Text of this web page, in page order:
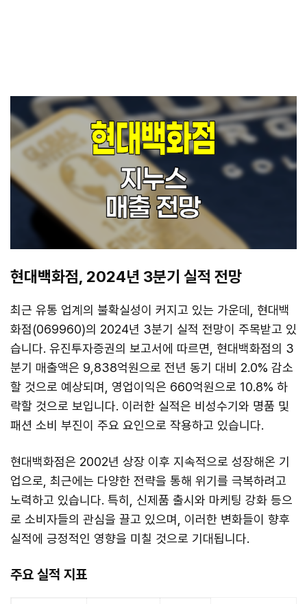
현대백화점, 2024년 3분기 실적 전망
최근 유통 업계의 불확실성이 커지고 있는 가운데, 현대백
화점(069960)의 2024년 3분기 실적 전망이 주목받고 있
습니다. 유진투자증권의 보고서에 따르면, 현대백화점의 3
분기 매출액은 9,838억원으로 전년 동기 대비 2.0% 감소
할 것으로 예상되며, 영업이익은 660억원으로 10.8% 하
락할 것으로 보입니다. 이러한 실적은 비성수기와 명품 및
패션 소비 부진이 주요 요인으로 작용하고 있습니다.
현대백화점은 2002년 상장 이후 지속적으로 성장해온 기
업으로, 최근에는 다양한 전략을 통해 위기를 극복하려고
노력하고 있습니다. 특히, 신제품 출시와 마케팅 강화 등으
로 소비자들의 관심을 끌고 있으며, 이러한 변화들이 향후
실적에 긍정적인 영향을 미칠 것으로 기대됩니다.
주요 실적 지표